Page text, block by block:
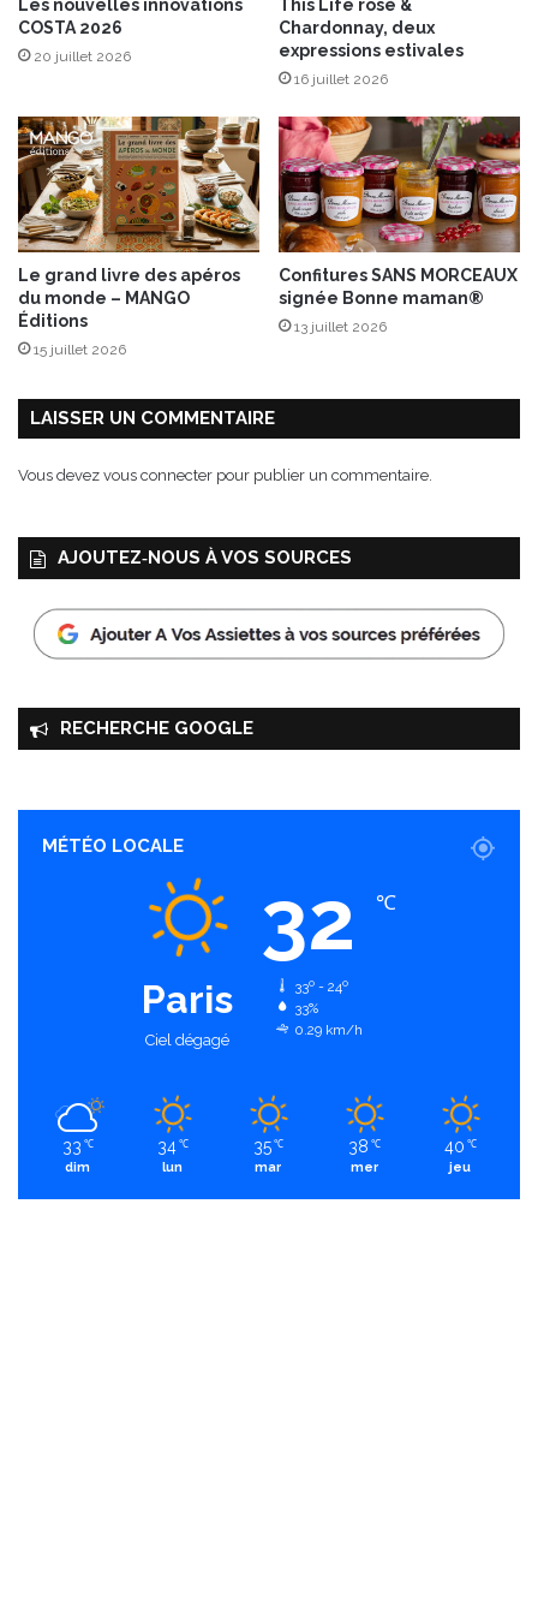
e
r
y
y
Les nouvelles innovations
COSTA 2026
20 juillet 2026
This Life rosé &
Chardonnay, deux
expressions estivales
16 juillet 2026
Le grand livre des apéros
du monde – MANGO
Éditions
15 juillet 2026
Confitures SANS MORCEAUX
signée Bonne maman®
13 juillet 2026
LAISSER UN COMMENTAIRE
Vous devez vous connecter pour publier un commentaire.
AJOUTEZ‑NOUS À VOS SOURCES
RECHERCHE GOOGLE
MÉTÉO LOCALE
Paris
Ciel dégagé
32 ℃
33º - 24º
33%
0.29 km/h
33 ℃
dim
34 ℃
lun
35 ℃
mar
38 ℃
mer
40 ℃
jeu